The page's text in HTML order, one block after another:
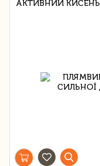
АКТИВНИЙ КИСЕНЬ